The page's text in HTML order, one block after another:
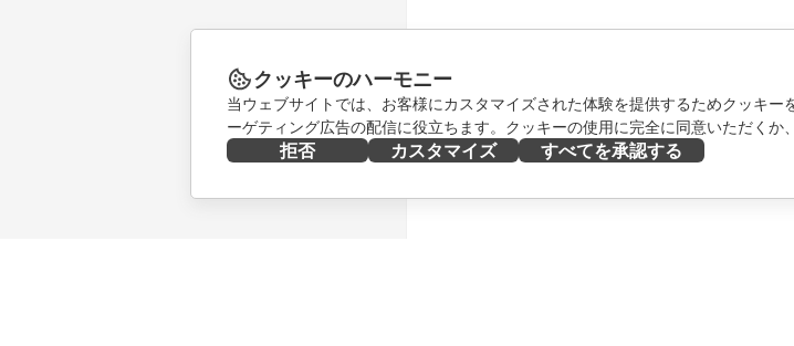
クッキーのハーモニー
当ウェブサイトでは、お客様にカスタマイズされた体験を提供するためクッキ
ーゲティング広告の配信に役立ちます。クッキーの使用に完全に同意いただくか
拒否 カスタマイズ すべてを承認する